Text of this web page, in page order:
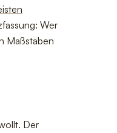
Wer
Maßstäben
Der